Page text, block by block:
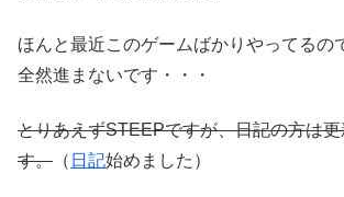
ほんと最近このゲームばかりやってるの
全然進まないです・・・
とりあえずSTEEPですが、日記の方は
す。 （ 日記始めました）